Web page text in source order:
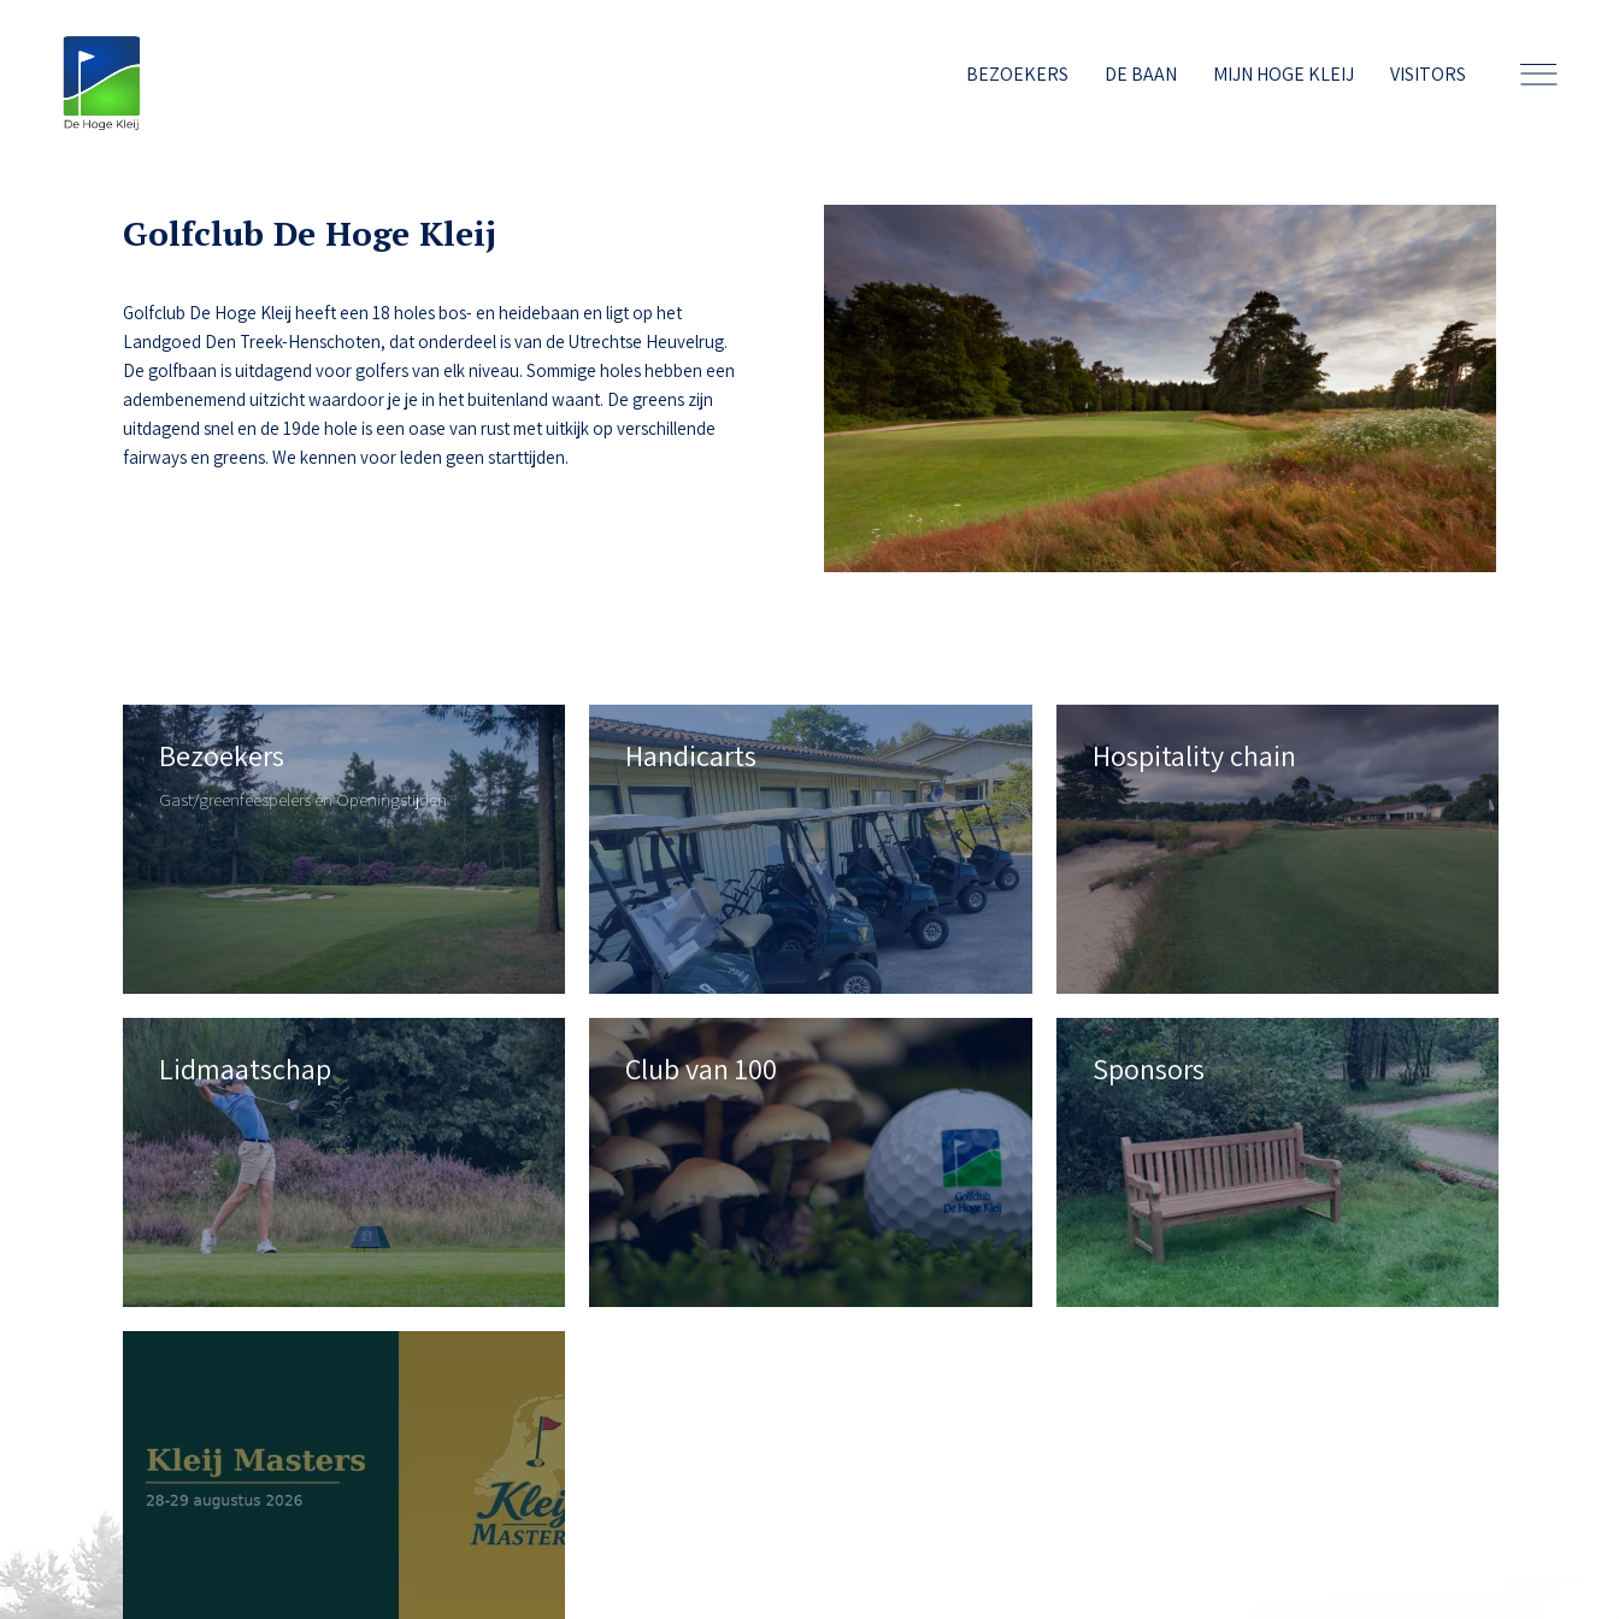
BEZOEKERS DE BAAN MIJN HOGE KLEIJ VISITORS
Golfclub De Hoge Kleij
Golfclub De Hoge Kleij heeft een 18 holes bos- en heidebaan en ligt op het
Landgoed Den Treek-Henschoten, dat onderdeel is van de Utrechtse Heuvelrug.
De golfbaan is uitdagend voor golfers van elk niveau. Sommige holes hebben een
adembenemend uitzicht waardoor je je in het buitenland waant. De greens zijn
uitdagend snel en de 19de hole is een oase van rust met uitkijk op verschillende
fairways en greens. We kennen voor leden geen starttijden.
Bezoekers
Gast/greenfeespelers en Openingstijden
Handicarts Hospitality chain
Lidmaatschap Club van 100 Sponsors